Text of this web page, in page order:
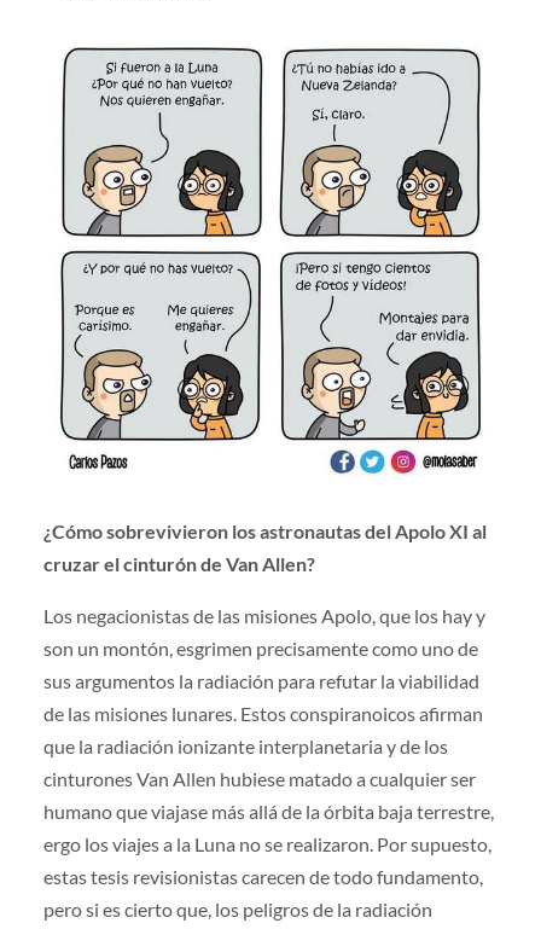
¿Cómo sobrevivieron los astronautas del Apolo XI al
cruzar el cinturón de Van Allen?
Los negacionistas de las misiones Apolo, que los hay y
son un montón, esgrimen precisamente como uno de
sus argumentos la radiación para refutar la viabilidad
de las misiones lunares. Estos conspiranoicos afirman
que la radiación ionizante interplanetaria y de los
cinturones Van Allen hubiese matado a cualquier ser
humano que viajase más allá de la órbita baja terrestre,
ergo los viajes a la Luna no se realizaron. Por supuesto,
estas tesis revisionistas carecen de todo fundamento,
pero si es cierto que, los peligros de la radiación